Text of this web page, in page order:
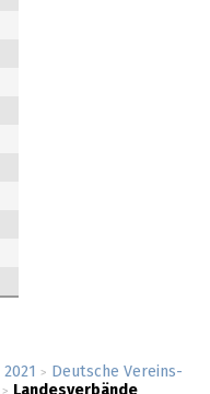
2021 >
Deutsche Vereins-